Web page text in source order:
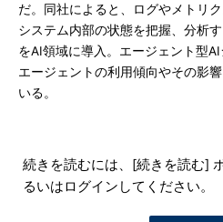
だ。同社によると、ログやメトリ
システム内部の状態を把握、分析
をAI領域に導入。エージェント型
エージェントの利用傾向やその影
いる。
続きを読むには、[続きを読む]
るいはログインしてください。